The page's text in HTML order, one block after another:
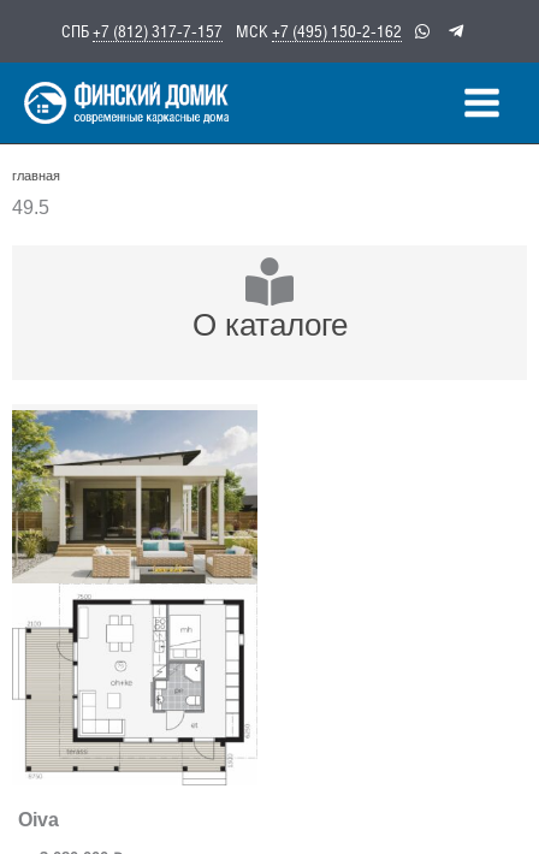
содержимому
СПБ+7 (812) 317-7-157 МСК +7 (495) 150-2-162
главная
49.5
О каталоге
Oiva